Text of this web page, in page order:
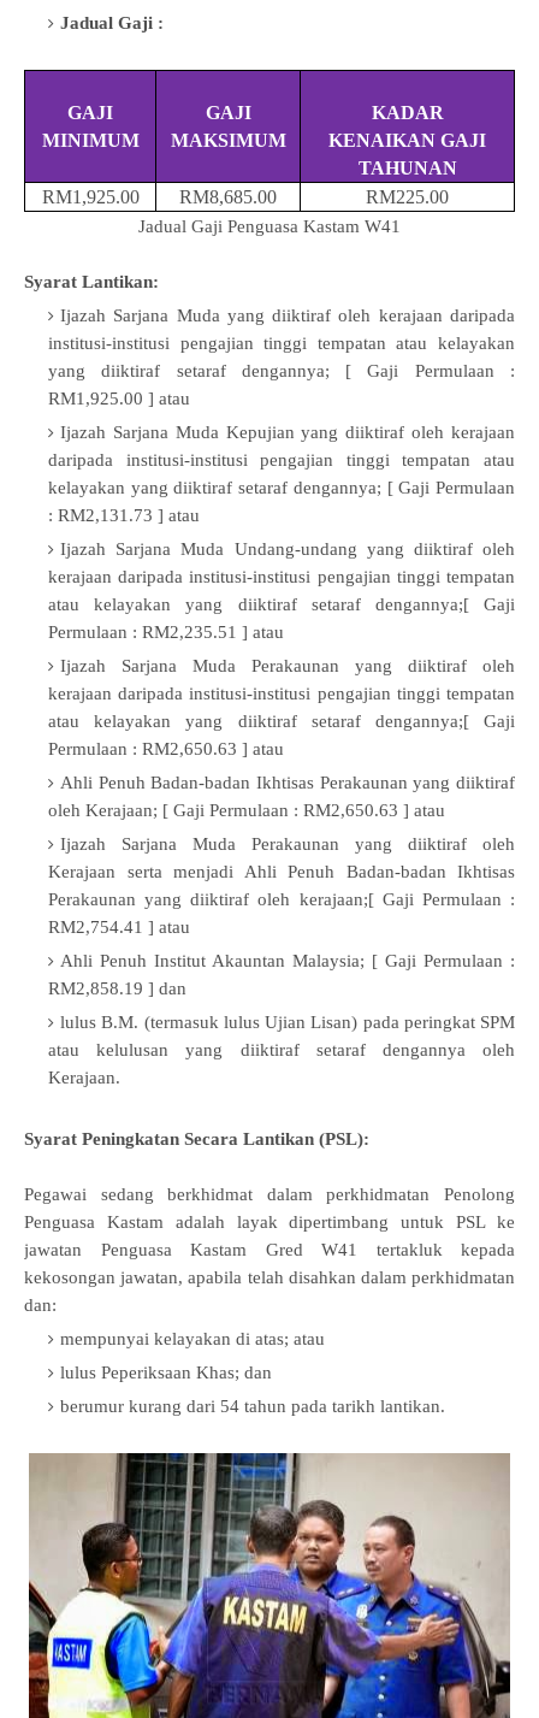
Jadual Gaji :
GAJI
MINIMUM
GAJI
MAKSIMUM
KADAR
KENAIKAN GAJI
TAHUNAN
RM1,925.00
RM8,685.00 RM225.00
Jadual Gaji Penguasa Kastam W41
Syarat Lantikan:
Ijazah Sarjana Muda yang diiktiraf oleh kerajaan daripada
institusi-institusi pengajian tinggi tempatan atau kelayakan
yang diiktiraf setaraf dengannya; [ Gaji Permulaan :
RM1,925.00 ] atau
Ijazah Sarjana Muda Kepujian yang diiktiraf oleh kerajaan
daripada institusi-institusi pengajian tinggi tempatan atau
kelayakan yang diiktiraf setaraf dengannya; [ Gaji Permulaan
: RM2,131.73 ] atau
Ijazah Sarjana Muda Undang-undang yang diiktiraf oleh
kerajaan daripada institusi-institusi pengajian tinggi tempatan
atau kelayakan yang diiktiraf setaraf dengannya;[ Gaji
Permulaan : RM2,235.51 ] atau
Ijazah Sarjana Muda Perakaunan yang diiktiraf oleh
kerajaan daripada institusi-institusi pengajian tinggi tempatan
atau kelayakan yang diiktiraf setaraf dengannya;[ Gaji
Permulaan : RM2,650.63 ] atau
Ahli Penuh Badan-badan Ikhtisas Perakaunan yang diiktiraf
oleh Kerajaan; [ Gaji Permulaan : RM2,650.63 ] atau
Ijazah Sarjana Muda Perakaunan yang diiktiraf oleh
Kerajaan serta menjadi Ahli Penuh Badan-badan Ikhtisas
Perakaunan yang diiktiraf oleh kerajaan;[ Gaji Permulaan :
RM2,754.41 ] atau
Ahli Penuh Institut Akauntan Malaysia; [ Gaji Permulaan :
RM2,858.19 ] dan
lulus B.M. (termasuk lulus Ujian Lisan) pada peringkat SPM
atau kelulusan yang diiktiraf setaraf dengannya oleh
Kerajaan.
Syarat Peningkatan Secara Lantikan (PSL):
Pegawai sedang berkhidmat dalam perkhidmatan Penolong
Penguasa Kastam adalah layak dipertimbang untuk PSL ke
jawatan Penguasa Kastam Gred W41 tertakluk kepada
kekosongan jawatan, apabila telah disahkan dalam perkhidmatan
dan:
mempunyai kelayakan di atas; atau
lulus Peperiksaan Khas; dan
berumur kurang dari 54 tahun pada tarikh lantikan.